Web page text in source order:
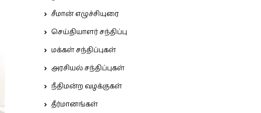
சீமான் எழுச்சியுரை
செய்தியாளர் சந்திப்பு
மக்கள் சந்திப்புகள்
அரசியல் சந்திப்புகள்
நீதிமன்ற வழக்குகள்
தீர்மானங்கள்